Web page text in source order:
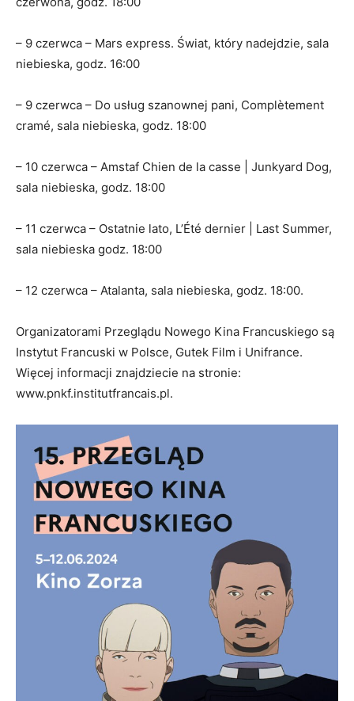
– 9 czerwca – Mars express. Świat, który nadejdzie, sala
niebieska, godz. 16:00
– 9 czerwca – Do usług szanownej pani, Complètement
cramé, sala niebieska, godz. 18:00
– 10 czerwca – Amstaf Chien de la casse | Junkyard Dog,
sala niebieska, godz. 18:00
– 11 czerwca – Ostatnie lato, L’Été dernier | Last Summer,
sala niebieska godz. 18:00
– 12 czerwca – Atalanta, sala niebieska, godz. 18:00.
Organizatorami Przeglądu Nowego Kina Francuskiego są
Instytut Francuski w Polsce, Gutek Film i Unifrance.
Więcej informacji znajdziecie na stronie:
www.pnkf.institutfrancais.pl.